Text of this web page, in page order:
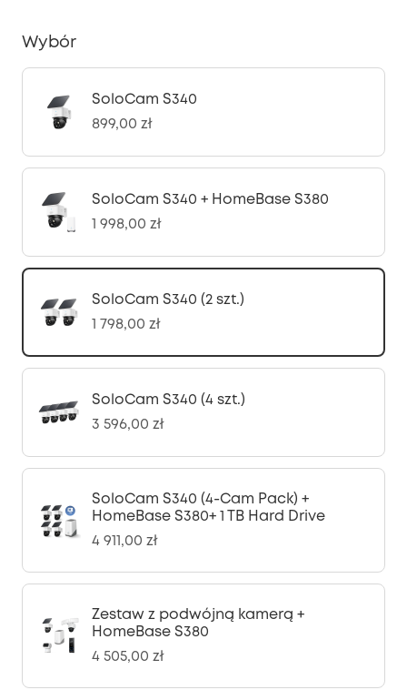
Wybór
SoloCam S340
899,00 zł
SoloCam S340 + HomeBase S380
1 998,00 zł
SoloCam S340 (2 szt.)
1 798,00 zł
SoloCam S340 (4 szt.)
3 596,00 zł
SoloCam S340 (4-Cam Pack) +
HomeBase S380+ 1 TB Hard Drive
4 911,00 zł
Zestaw z podwójną kamerą +
HomeBase S380
4 505,00 zł